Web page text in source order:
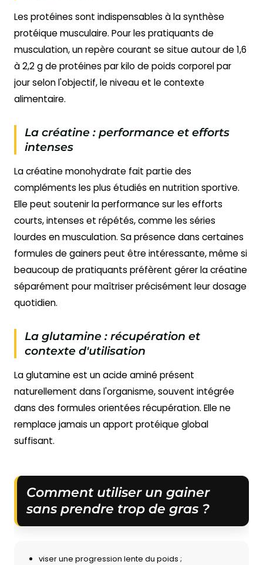
Les protéines sont indispensables à la synthèse
protéique musculaire. Pour les pratiquants de
musculation, un repère courant se situe autour de 1,6
à 2,2 g de protéines par kilo de poids corporel par
jour selon l'objectif, le niveau et le contexte
alimentaire.
La créatine : performance et efforts
intenses
La créatine monohydrate fait partie des
compléments les plus étudiés en nutrition sportive.
Elle peut soutenir la performance sur les efforts
courts, intenses et répétés, comme les séries
lourdes en musculation. Sa présence dans certaines
formules de gainers peut être intéressante, même si
beaucoup de pratiquants préfèrent gérer la créatine
séparément pour maîtriser précisément leur dosage
quotidien.
La glutamine : récupération et
contexte d'utilisation
La glutamine est un acide aminé présent
naturellement dans l'organisme, souvent intégrée
dans des formules orientées récupération. Elle ne
remplace jamais un apport protéique global
suffisant.
Comment utiliser un gainer
sans prendre trop de gras ?
viser une progression lente du poids ;